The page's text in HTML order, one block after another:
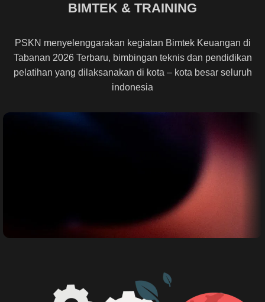
BIMTEK & TRAINING
PSKN menyelenggarakan kegiatan Bimtek Keuangan di
Tabanan 2026 Terbaru, bimbingan teknis dan pendidikan
pelatihan yang dilaksanakan di kota – kota besar seluruh
indonesia
Bimbingan Teknis bagi para Pemerintah
Daerah maupun umum diseluruh